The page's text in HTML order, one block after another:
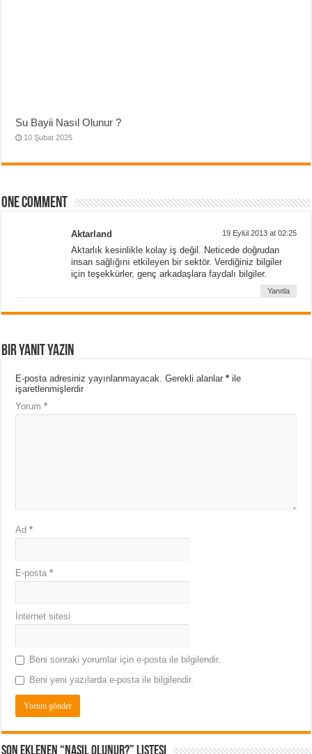
Su Bayii Nasıl Olunur ?
10 Şubat 2025
One comment
Aktarland 19 Eylül 2013 at 02:25
Aktarlık kesinlikle kolay iş değil. Neticede doğrudan
insan sağlığını etkileyen bir sektör. Verdiğiniz bilgiler
için teşekkürler, genç arkadaşlara faydalı bilgiler.
Yanıtla
Bir yanıt yazın
E-posta adresiniz yayınlanmayacak. Gerekli alanlar* ile
işaretlenmişlerdir
Yorum*
Ad*
E-posta*
İnternet sitesi
Beni sonraki yorumlar için e-posta ile bilgilendir.
Beni yeni yazılarda e-posta ile bilgilendir.
Son Eklenen “Nasıl Olunur?” Listesi